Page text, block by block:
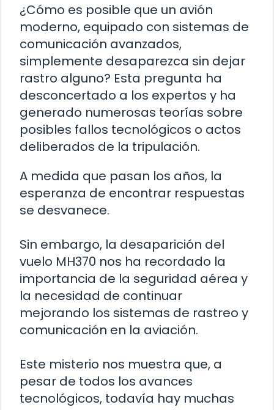
¿Cómo es posible que un avión
moderno, equipado con sistemas de
comunicación avanzados,
simplemente desaparezca sin dejar
rastro alguno? Esta pregunta ha
desconcertado a los expertos y ha
generado numerosas teorías sobre
posibles fallos tecnológicos o actos
deliberados de la tripulación.
A medida que pasan los años, la
esperanza de encontrar respuestas
se desvanece.
Sin embargo, la desaparición del
vuelo MH370 nos ha recordado la
importancia de la seguridad aérea y
la necesidad de continuar
mejorando los sistemas de rastreo y
comunicación en la aviación.
Este misterio nos muestra que, a
pesar de todos los avances
tecnológicos, todavía hay muchas